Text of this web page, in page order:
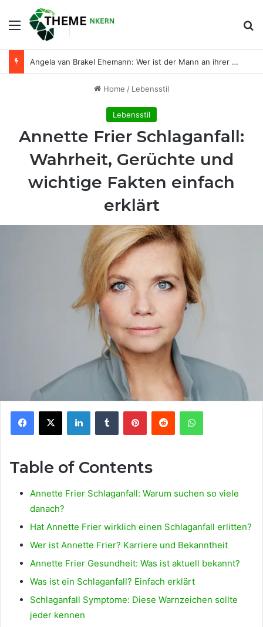
Menu
Angela van Brakel Ehemann: Wer ist der Mann an ihrer Seite?
Home / Lebensstil
Lebensstil
Annette Frier Schlaganfall:
Wahrheit, Gerüchte und
wichtige Fakten einfach
erklärt
Facebook
X LinkedInTumblr PinterestReddit WhatsApp
Table of Contents
Annette Frier Schlaganfall: Warum suchen so viele
danach?
Hat Annette Frier wirklich einen Schlaganfall erlitten?
Wer ist Annette Frier? Karriere und Bekanntheit
Annette Frier Gesundheit: Was ist aktuell bekannt?
Was ist ein Schlaganfall? Einfach erklärt
Schlaganfall Symptome: Diese Warnzeichen sollte
jeder kennen